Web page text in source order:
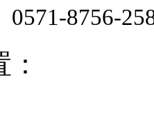
0571-8756-